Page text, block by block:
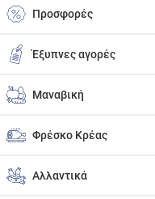
Προσφορές
Έξυπνες αγορές
Μαναβική
Φρέσκο Κρέας
Αλλαντικά